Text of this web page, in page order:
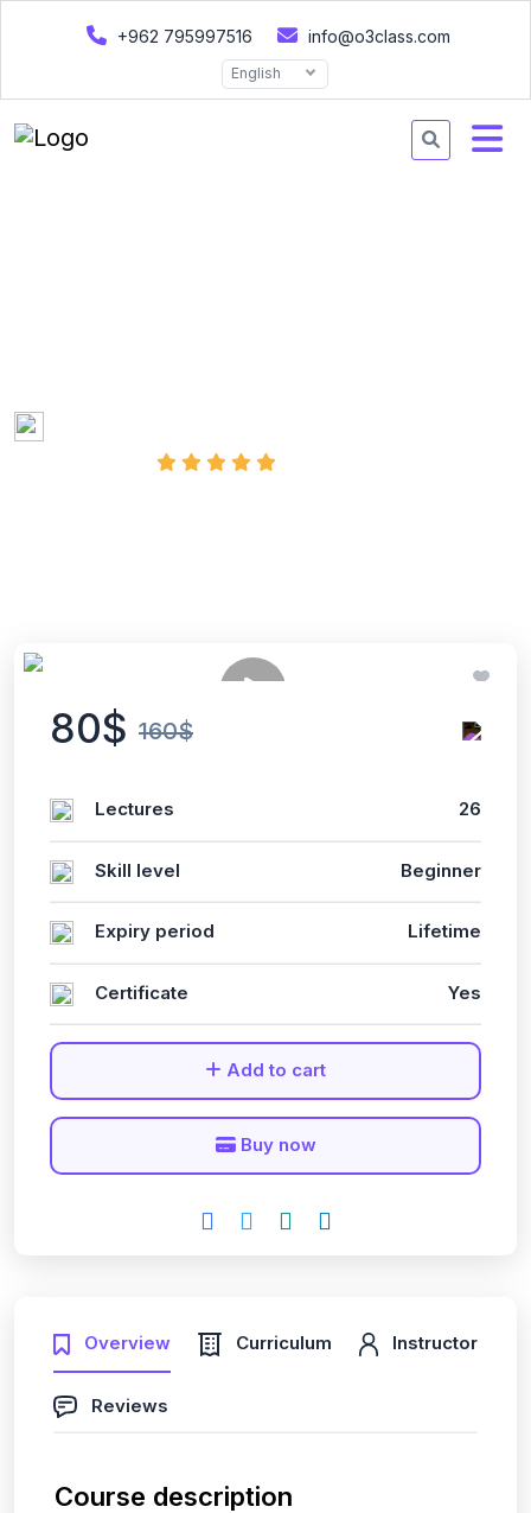
+962 795997516 info@o3class.com
English
Overview Curriculum Instructor
Reviews
Course description
80$ 160$
Lectures 26
Skill level Beginner
Expiry period Lifetime
Certificate Yes
Add to cart
Buy now